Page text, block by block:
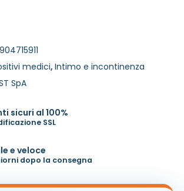
904715911
medici, Intimo e incontinenza
SpA
sicuri al 100%
SSL
e veloce
dopo la consegna